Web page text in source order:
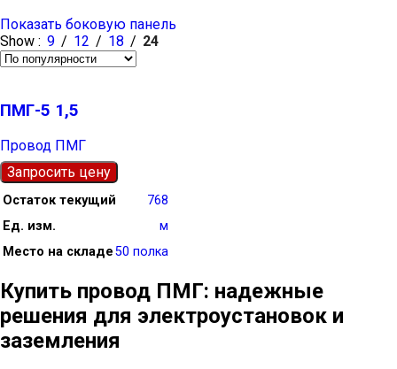
Показать боковую панель
Show
9 12 18 24
ПМГ-5 1,5
Провод ПМГ
Запросить цену
Остаток текущий
768
Ед. изм.
м
Место на складе50 полка
Купить провод ПМГ: надежные
решения для электроустановок и
заземления